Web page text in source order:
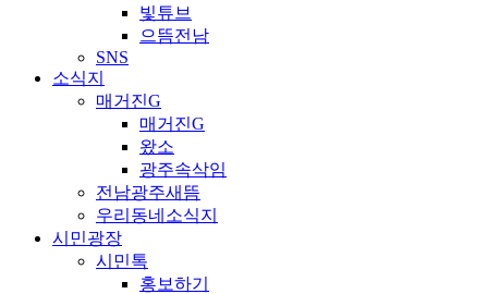
빛튜브
으뜸전남
SNS
소식지
매거진G
매거진G
왔소
광주속삭임
전남광주새뜸
우리동네소식지
시민광장
시민톡
홍보하기